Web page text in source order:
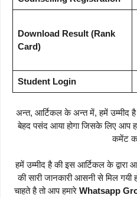
Download Result (Rank
Card)
Student Login
अन्त, आर्टिकल के अन्त में, हमें उम्मीद
बेहद पसंद आया होगा जिसके लिए आप
कमेंट
हमें उम्मीद है की इस आर्टिकल के द्वारा
की सारी जानकारी आसनी से मिल
चाहते है तो आप हमारे Whatsapp